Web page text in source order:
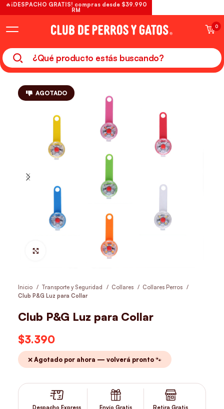
0
AGOTADO
Inicio Transporte y Seguridad Collares
Collares Perros
Club P&G Luz para Collar
Club P&G Luz para Collar
$3.390
❌ Agotado por ahora — volverá pronto 🐾
Despacho Express Envío Gratis Retira Gratis
🔥¡DESPACHO GRATIS! compras desde $39.990
RM